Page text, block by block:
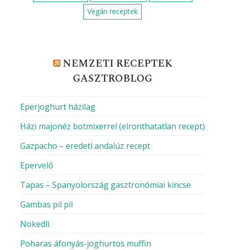
Vegán receptek
NEMZETI RECEPTEK
GASZTROBLOG
Eperjoghurt házilag
Házi majonéz botmixerrel (elronthatatlan recept)
Gazpacho – eredeti andalúz recept
Epervelő
Tapas – Spanyolország gasztronómiai kincse
Gambas pil pil
Nokedli
Poharas áfonyás-joghurtos muffin